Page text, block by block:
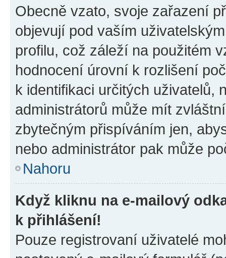
Obecně vzato, svoje zařazení
objevují pod vaším
profilu, což záleží na použitém
hodnocení úrovní k rozlišení
k identifikaci určitých uživatelů,
administrátorů může mít
zbytečným přispíváním jen,
nebo administrátor pak může
Nahoru
Když kliknu na e-mailový
k přihlášení!
Pouze registrovaní uživatelé